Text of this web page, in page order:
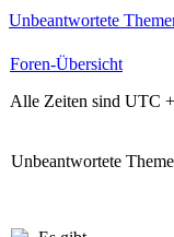
Unbeantwortete
Foren-Übersicht
Alle Zeiten sind UTC
Unbeantwortete